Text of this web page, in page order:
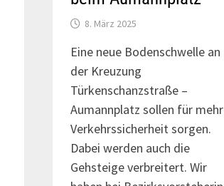
8. März 2025
Eine neue Bodenschwelle an
der Kreuzung
Türkenschanzstraße –
Aumannplatz sollen für mehr
Verkehrssicherheit sorgen.
Dabei werden auch die
Gehsteige verbreitert. Wir